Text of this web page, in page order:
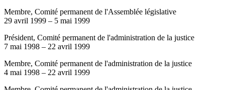
Membre, Comité permanent de l'Assemblée législative
29 avril 1999 – 5 mai 1999
Président, Comité permanent de l'administration de la justice
7 mai 1998 – 22 avril 1999
Membre, Comité permanent de l'administration de la justice
4 mai 1998 – 22 avril 1999